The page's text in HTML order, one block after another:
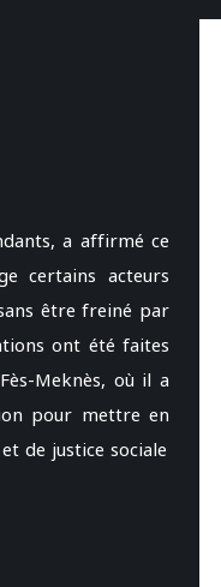
a affirmé ce
certains acteurs
être freiné par
ont été faites
Meknès, où il a
pour mettre en
de justice sociale